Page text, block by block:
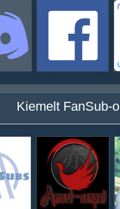
Kiemelt FanSub-